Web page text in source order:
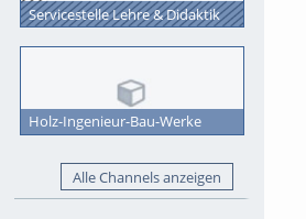
Servicestelle Lehre & Didaktik
Holz-Ingenieur-Bau-Werke
Alle Channels anzeigen